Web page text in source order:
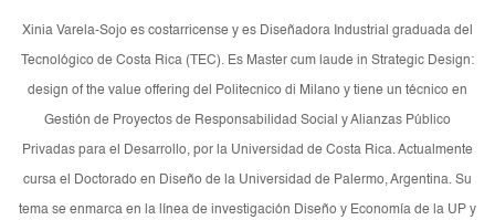
Xinia Varela-Sojo es costarricense y es Diseñadora Industrial graduada del
Tecnológico de Costa Rica (TEC). Es Master cum laude in Strategic Design:
design of the value offering del Politecnico di Milano y tiene un técnico en
Gestión de Proyectos de Responsabilidad Social y Alianzas Público
Privadas para el Desarrollo, por la Universidad de Costa Rica. Actualmente
cursa el Doctorado en Diseño de la Universidad de Palermo, Argentina. Su
tema se enmarca en la línea de investigación Diseño y Economía de la UP y